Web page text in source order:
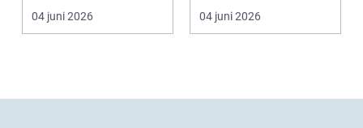
04 juni 2026
hur sopor hanteras.
För mån...
04 juni 2026